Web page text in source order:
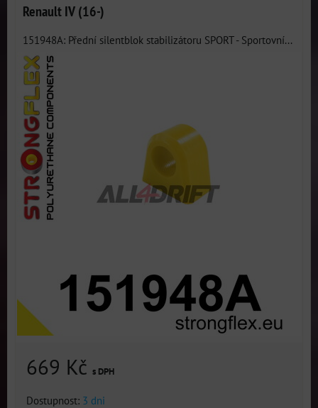
Renault IV (16-)
151948A: Přední silentblok stabilizátoru SPORT - Sportovní...
669 Kč s DPH
Dostupnost: 3 dni